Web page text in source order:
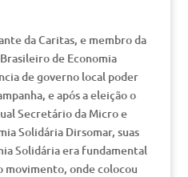
da Caritas, e membro da
de Economia
de governo local poder
e após a eleição o
Secretário da Micro e
Solidária Dirsomar, suas
Solidária era fundamental
movimento, onde colocou